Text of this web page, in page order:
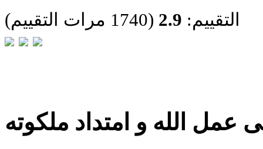
التقييم: 2.9 (1740 مرات التقييم)
عمل الله و امتداد ملكوته